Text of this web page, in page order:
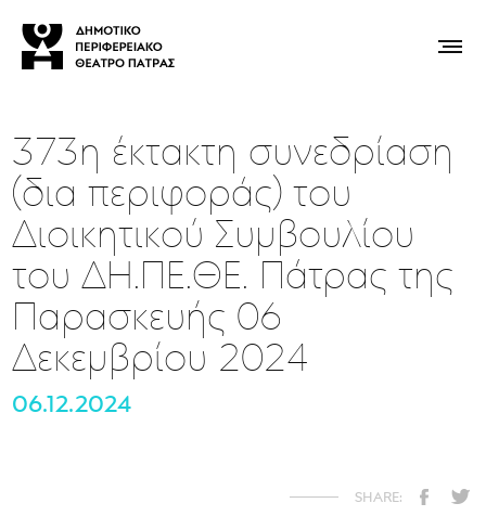
373η έκτακτη συνεδρίαση
(δια περιφοράς) του
Διοικητικού Συμβουλίου
του ΔΗ.ΠΕ.ΘΕ. Πάτρας της
Παρασκευής 06
Δεκεμβρίου 2024
06.12.2024